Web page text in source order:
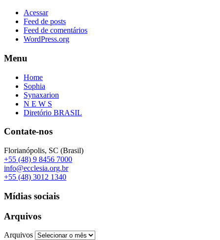
Acessar
Feed de posts
Feed de comentários
WordPress.org
Menu
Home
Sophia
Synaxarion
N E W S
Diretório BRASIL
Contate-nos
Florianópolis, SC (Brasil)
+55 (48) 9 8456 7000
info@ecclesia.org.br
+55 (48) 3012 1340
Mídias sociais
Arquivos
Arquivos